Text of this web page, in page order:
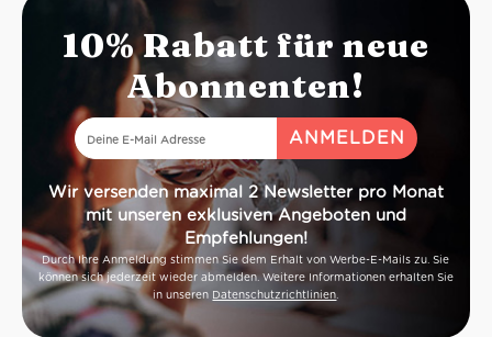
10% Rabatt für neue
Abonnenten!
Wir versenden maximal 2 Newsletter pro Monat
mit unseren exklusiven Angeboten und
Empfehlungen!
Durch Ihre Anmeldung stimmen Sie dem Erhalt von Werbe-E-Mails zu. Sie
können sich jederzeit wieder abmelden. Weitere Informationen erhalten Sie
in unseren Datenschutzrichtlinien